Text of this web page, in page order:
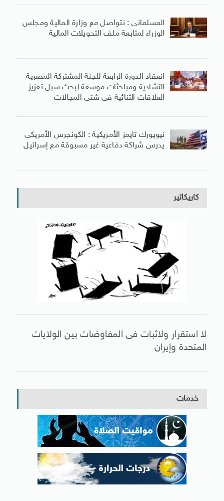
المسلمانى : نتواصل مع وزارة المالية ومجلس
الوزراء لمتابعة ملف التحويلات المالية
انعقاد الدورة الرابعة للجنة المشتركة المصرية
التشادية ومباحثات موسعة لبحث سبل تعزيز
العلاقات الثنائية فى شتى المجالات
نيويورك تايمز الأمريكية : الكونجرس الأمريكى
يدرس شراكة دفاعية غير مسبوقة مع إسرائيل
كاريكاتير
لا استقرار ولاثبات فى المفاوضات بين الولايات
المتحدة وإيران
خدمات